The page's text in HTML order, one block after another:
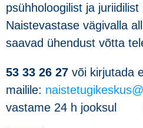
psühholoogilist ja
Naistevastase vägivalla
saavad ühendust võtta
53 33 26 27 või kirjutada
mailile:
vastame 24 h jooksul